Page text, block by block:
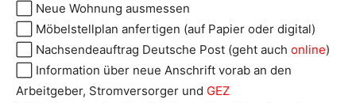
⬜ Neue Wohnung ausmessen
⬜ Möbelstellplan anfertigen (auf Papier oder digital)
⬜ Nachsendeauftrag Deutsche Post (geht auch online)
⬜ Information über neue Anschrift vorab an den
Arbeitgeber, Stromversorger und GEZ